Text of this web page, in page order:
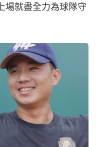
場就盡全力為球隊守